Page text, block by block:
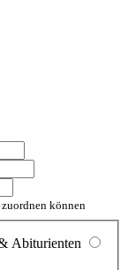
können
Abiturienten